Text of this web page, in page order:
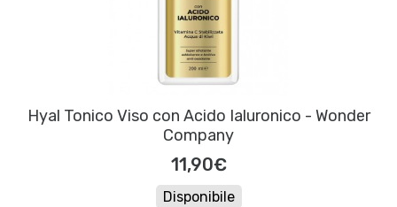
Hyal Tonico Viso con Acido Ialuronico - Wonder
Company
11,90€
Disponibile